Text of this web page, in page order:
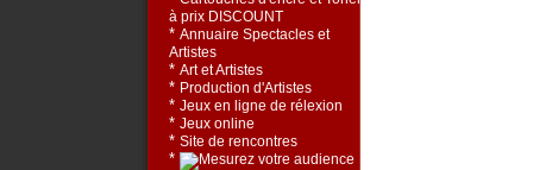
à prix DISCOUNT
* Annuaire Spectacles et
Artistes
* Art et Artistes
* Production d'Artistes
* Jeux en ligne de rélexion
* Jeux online
* Site de rencontres
*